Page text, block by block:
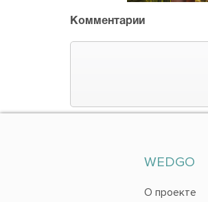
Комментарии
WEDGO
О проекте